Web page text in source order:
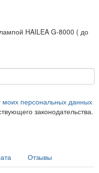
HAILEA G-8000 ( до
моих персональных данных
законодательства.
Отзывы